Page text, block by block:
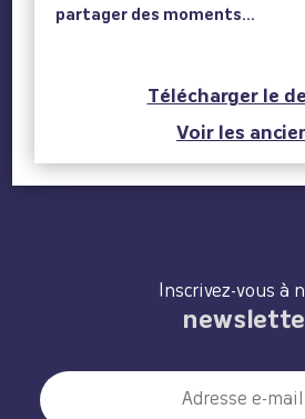
partager des moments...
Télécharger le
Voir les
Inscrivez-vous à